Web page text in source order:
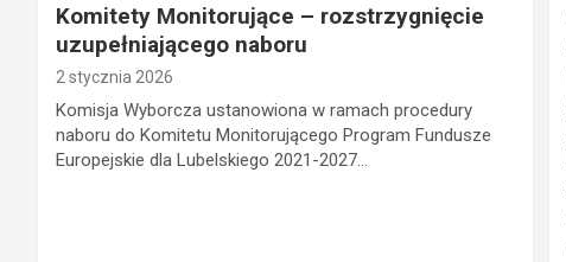
Komitety Monitorujące – rozstrzygnięcie
uzupełniającego naboru
2 stycznia 2026
Komisja Wyborcza ustanowiona w ramach procedury
naboru do Komitetu Monitorującego Program Fundusze
Europejskie dla Lubelskiego 2021-2027…